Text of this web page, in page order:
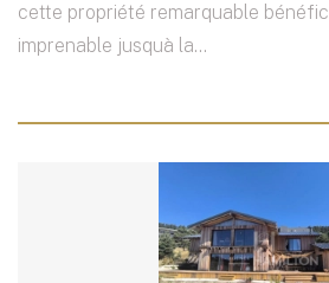
cette propriété remarquable
imprenable jusquà la...